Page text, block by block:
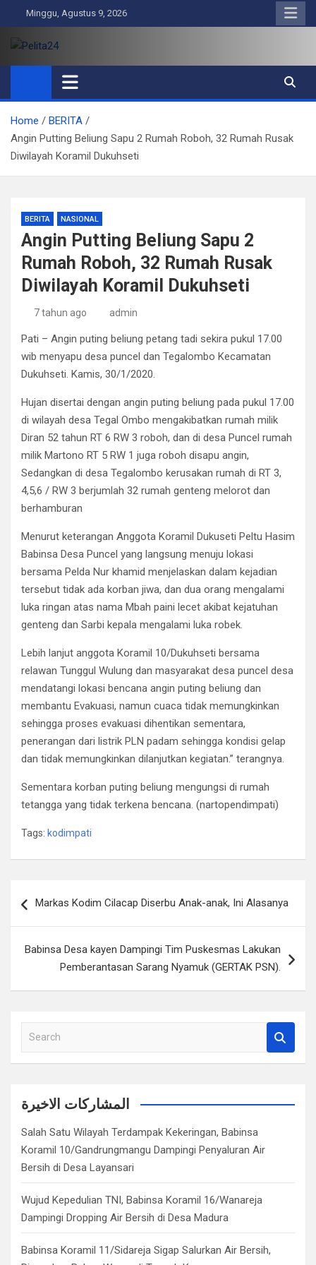
to
content
Minggu, Agustus 9, 2026
Pelita24
Aktual, Mendalam dan Terpercaya
Home
BERITA
Angin Putting Beliung Sapu 2 Rumah Roboh, 32 Rumah Rusak
Diwilayah Koramil Dukuhseti
BERITA NASIONAL
Angin Putting Beliung Sapu 2
Rumah Roboh, 32 Rumah Rusak
Diwilayah Koramil Dukuhseti
7 tahun ago admin
Pati – Angin puting beliung petang tadi sekira pukul 17.00
wib menyapu desa puncel dan Tegalombo Kecamatan
Dukuhseti. Kamis, 30/1/2020.
Hujan disertai dengan angin puting beliung pada pukul 17.00
di wilayah desa Tegal Ombo mengakibatkan rumah milik
Diran 52 tahun RT 6 RW 3 roboh, dan di desa Puncel rumah
milik Martono RT 5 RW 1 juga roboh disapu angin,
Sedangkan di desa Tegalombo kerusakan rumah di RT 3,
4,5,6 / RW 3 berjumlah 32 rumah genteng melorot dan
berhamburan
Menurut keterangan Anggota Koramil Dukuseti Peltu Hasim
Babinsa Desa Puncel yang langsung menuju lokasi
bersama Pelda Nur khamid menjelaskan dalam kejadian
tersebut tidak ada korban jiwa, dan dua orang mengalami
luka ringan atas nama Mbah paini lecet akibat kejatuhan
genteng dan Sarbi kepala mengalami luka robek.
Lebih lanjut anggota Koramil 10/Dukuhseti bersama
relawan Tunggul Wulung dan masyarakat desa puncel desa
mendatangi lokasi bencana angin puting beliung dan
membantu Evakuasi, namun cuaca tidak memungkinkan
sehingga proses evakuasi dihentikan sementara,
penerangan dari listrik PLN padam sehingga kondisi gelap
dan tidak memungkinkan dilanjutkan kegiatan.” terangnya.
Sementara korban puting beliung mengungsi di rumah
tetangga yang tidak terkena bencana. (nartopendimpati)
Tags: kodimpati
posMarkas Kodim Cilacap Diserbu Anak-anak, Ini Alasanya
Babinsa Desa kayen Dampingi Tim Puskesmas Lakukan
Pemberantasan Sarang Nyamuk (GERTAK PSN).
a
c
المشاركات الاخيرة
Salah Satu Wilayah Terdampak Kekeringan, Babinsa
Koramil 10/Gandrungmangu Dampingi Penyaluran Air
Bersih di Desa Layansari
Wujud Kepedulian TNI, Babinsa Koramil 16/Wanareja
Dampingi Dropping Air Bersih di Desa Madura
Babinsa Koramil 11/Sidareja Sigap Salurkan Air Bersih,